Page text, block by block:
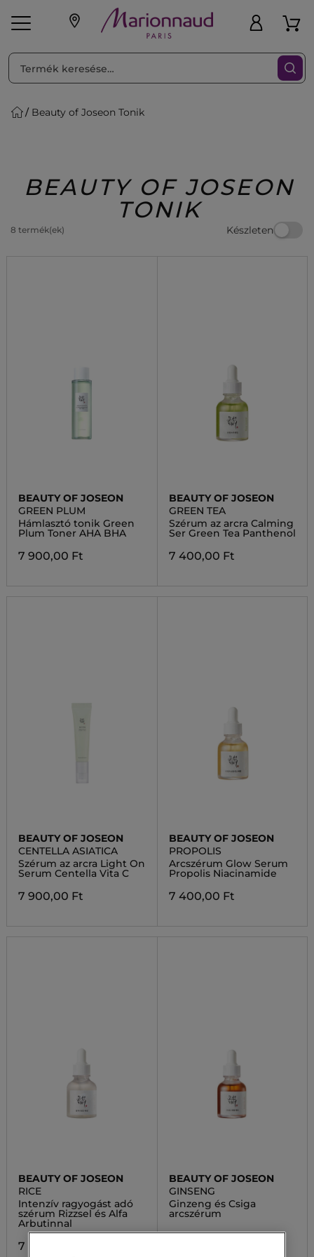
Parfüm
Beauty
Beauty of Joseon Tonik
BEAUTY OF JOSEON
TONIK
8 termék(ek) Készleten
RENDEZéS Szűrő
BEAUTY OF JOSEON
GREEN PLUM
Hámlasztó tonik Green
Plum Toner AHA BHA
7 900,00 Ft
BEAUTY OF JOSEON
GREEN TEA
Szérum az arcra Calming
Ser Green Tea Panthenol
7 400,00 Ft
BEAUTY OF JOSEON
CENTELLA ASIATICA
Szérum az arcra Light On
Serum Centella Vita C
7 900,00 Ft
BEAUTY OF JOSEON
PROPOLIS
Arcszérum Glow Serum
Propolis Niacinamide
7 400,00 Ft
BEAUTY OF JOSEON
RICE
Intenzív ragyogást adó
szérum Rizzsel és Alfa
Arbutinnal
7 400,00 Ft
BEAUTY OF JOSEON
GINSENG
Ginzeng és Csiga
arcszérum
7 400,00 Ft